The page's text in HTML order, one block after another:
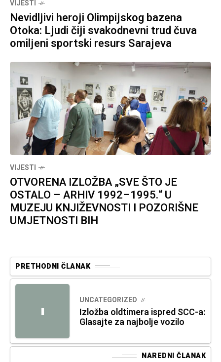
VIJESTI
Nevidljivi heroji Olimpijskog bazena
Otoka: Ljudi čiji svakodnevni trud čuva
omiljeni sportski resurs Sarajeva
VIJESTI
OTVORENA IZLOŽBA „SVE ŠTO JE
OSTALO – ARHIV 1992–1995.“ U
MUZEJU KNJIŽEVNOSTI I POZORIŠNE
UMJETNOSTI BIH
PRETHODNI ČLANAK
I
UNCATEGORIZED
Izložba oldtimera ispred SCC-a:
Glasajte za najbolje vozilo
NAREDNI ČLANAK